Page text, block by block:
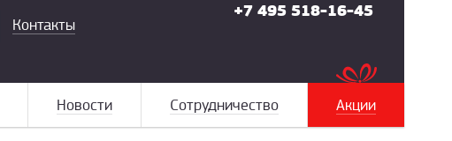
Контакты
+7 495 518-16-45
Новости Сотрудничество Акции